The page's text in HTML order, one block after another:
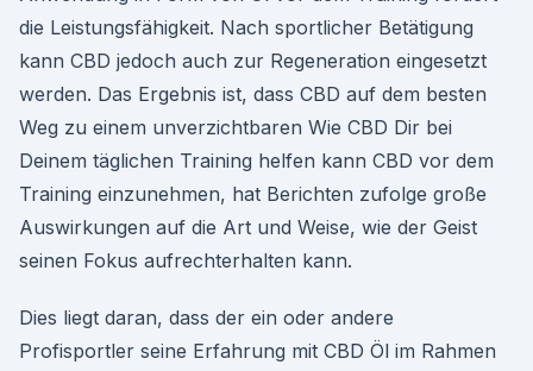
die Leistungsfähigkeit. Nach sportlicher Betätigung
kann CBD jedoch auch zur Regeneration eingesetzt
werden. Das Ergebnis ist, dass CBD auf dem besten
Weg zu einem unverzichtbaren Wie CBD Dir bei
Deinem täglichen Training helfen kann CBD vor dem
Training einzunehmen, hat Berichten zufolge große
Auswirkungen auf die Art und Weise, wie der Geist
seinen Fokus aufrechterhalten kann.
Dies liegt daran, dass der ein oder andere
Profisportler seine Erfahrung mit CBD Öl im Rahmen